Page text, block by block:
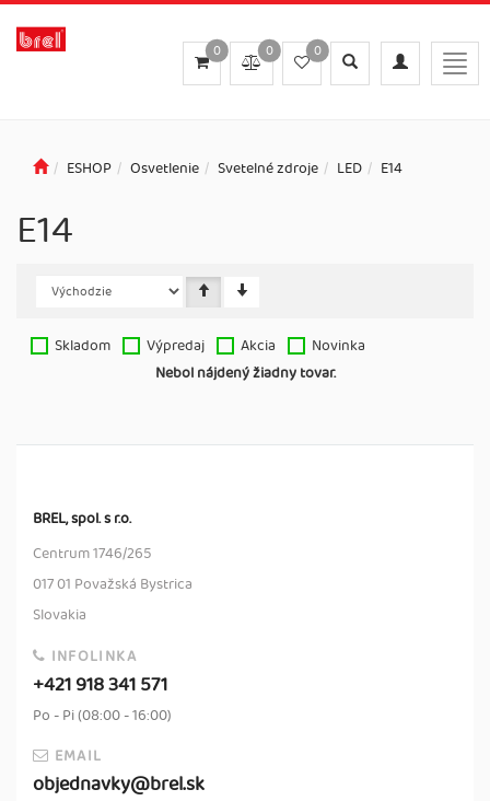
Toggle
navigation
Toggle
search
0
0
0
ESHOP Osvetlenie Svetelné zdroje LED E14
E14
Skladom Výpredaj Akcia
Novinka
Nebol nájdený žiadny tovar.
BREL, spol. s r.o.
Centrum 1746/265
017 01 Považská Bystrica
Slovakia
INFOLINKA
+421 918 341 571
Po - Pi (08:00 - 16:00)
EMAIL
objednavky@brel.sk